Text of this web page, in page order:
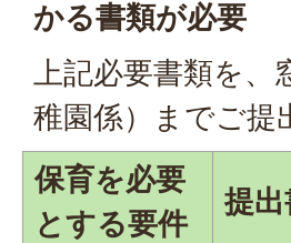
かる書類が必要
上記必要書類を、
稚園係）までご提
保育を必要
とする要件
提